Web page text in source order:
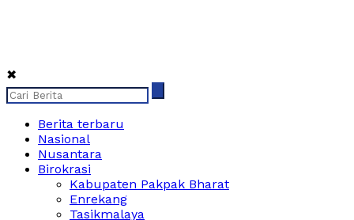
✖
Berita terbaru
Nasional
Nusantara
Birokrasi
Kabupaten Pakpak Bharat
Enrekang
Tasikmalaya